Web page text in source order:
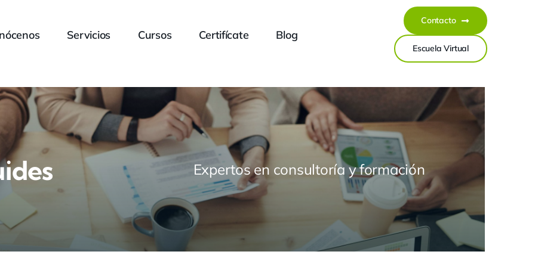
Servicios Cursos Certifícate Blog
Contacto
Escuela Virtual
Expertos en consultoría y formación